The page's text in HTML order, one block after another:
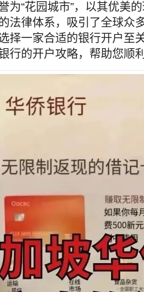
为“花园城市”，以其优美
法律体系，吸引了全球众
择一家合适的银行开户至
行的开户攻略，帮助您顺